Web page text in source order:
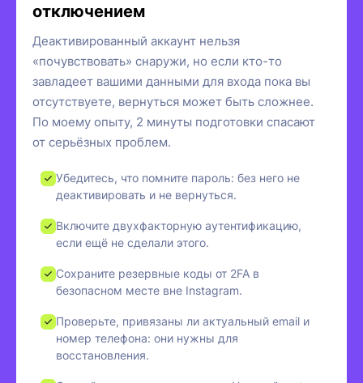
отключением
Деактивированный аккаунт нельзя
«почувствовать» снаружи, но если кто-то
завладеет вашими данными для входа пока вы
отсутствуете, вернуться может быть сложнее.
По моему опыту, 2 минуты подготовки спасают
от серьёзных проблем.
Убедитесь, что помните пароль: без него не
деактивировать и не вернуться.
Включите двухфакторную аутентификацию,
если ещё не сделали этого.
Сохраните резервные коды от 2FA в
безопасном месте вне Instagram.
Проверьте, привязаны ли актуальный email и
номер телефона: они нужны для
восстановления.